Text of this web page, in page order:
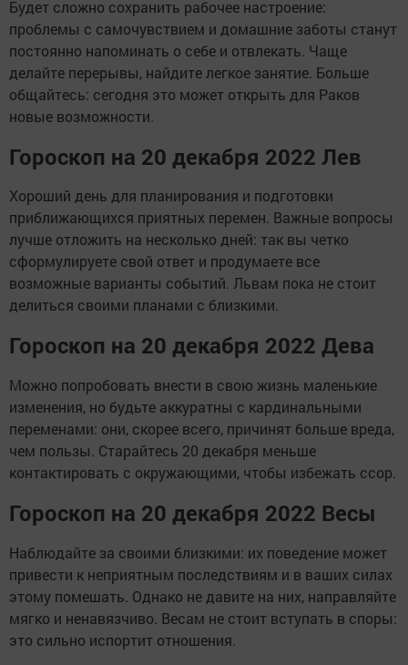
Будет сложно сохранить рабочее настроение:
проблемы с самочувствием и домашние заботы станут
постоянно напоминать о себе и отвлекать. Чаще
делайте перерывы, найдите легкое занятие. Больше
общайтесь: сегодня это может открыть для Раков
новые возможности.
Гороскоп на 20 декабря 2022 Лев
Хороший день для планирования и подготовки
приближающихся приятных перемен. Важные вопросы
лучше отложить на несколько дней: так вы четко
сформулируете свой ответ и продумаете все
возможные варианты событий. Львам пока не стоит
делиться своими планами с близкими.
Гороскоп на 20 декабря 2022 Дева
Можно попробовать внести в свою жизнь маленькие
изменения, но будьте аккуратны с кардинальными
переменами: они, скорее всего, причинят больше вреда,
чем пользы. Старайтесь 20 декабря меньше
контактировать с окружающими, чтобы избежать ссор.
Гороскоп на 20 декабря 2022 Весы
Наблюдайте за своими близкими: их поведение может
привести к неприятным последствиям и в ваших силах
этому помешать. Однако не давите на них, направляйте
мягко и ненавязчиво. Весам не стоит вступать в споры:
это сильно испортит отношения.